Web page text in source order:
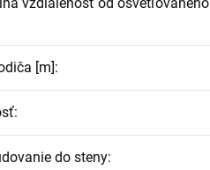
[m]:
:
do steny: